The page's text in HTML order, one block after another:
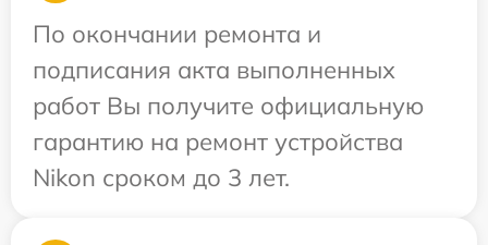
По окончании ремонта и
подписания акта выполненных
работ Вы получите официальную
гарантию на ремонт устройства
Nikon сроком до 3 лет.